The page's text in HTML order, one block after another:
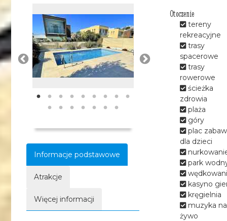
Informacje podstawowe
Atrakcje
Więcej informacji
Otoczenie
tereny
rekreacyjne
trasy
spacerowe
trasy
rowerowe
ścieżka
zdrowia
plaża
góry
plac zabaw
dla dzieci
park
kasyno
kręgielnia
muzyka na
żywo